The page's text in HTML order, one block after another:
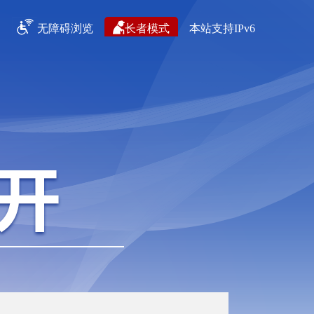
无障碍浏览 长者模式 本站支持IPv6